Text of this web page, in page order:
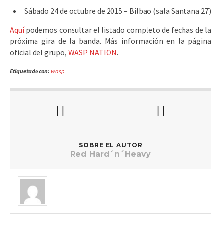
Sábado 24 de octubre de 2015 – Bilbao (sala Santana 27)
Aquípodemos consultar el listado completo de fechas de la
próxima gira de la banda. Más información en la página
oficial del grupo, WASP NATION.
Etiquetado con: wasp
SOBRE EL AUTOR
Red Hard´n´Heavy